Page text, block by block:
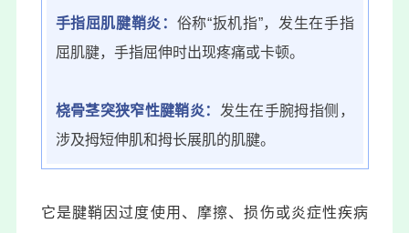
手指屈肌腱鞘炎 ： 俗称“扳机指”，发生在手指
屈肌腱，手指屈伸时出现疼痛或卡顿。
桡骨茎突狭窄性腱鞘炎： 发生在手腕拇指侧，
涉及拇短伸肌和拇长展肌的肌腱。
它是腱鞘因过度使用、摩擦、损伤或炎症性疾病